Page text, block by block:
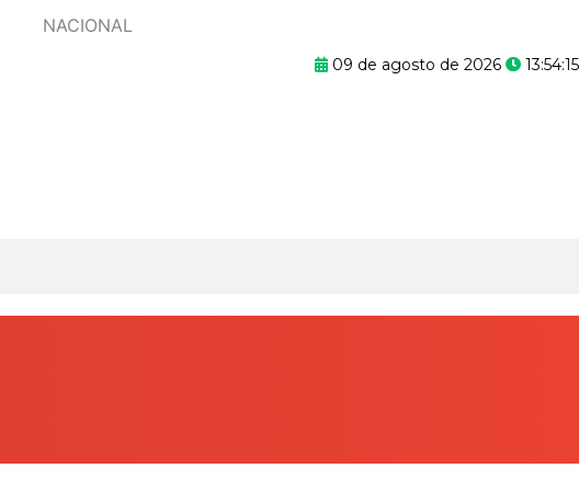
NACIONAL
09 de agosto de 2026 13:54:15